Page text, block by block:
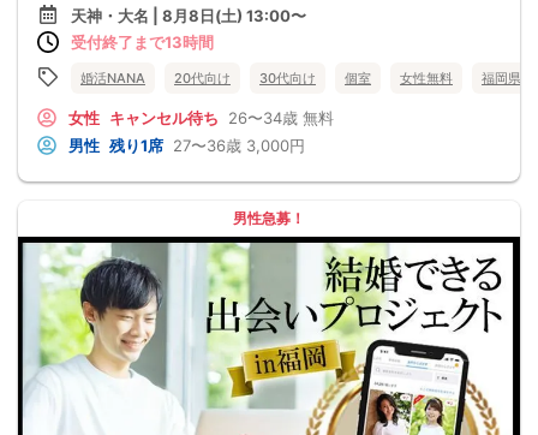
天神・大名 | 8月8日(土) 13:00〜
受付終了まで13時間
婚活NANA 20代向け 30代向け 個室 女性無料 福岡県
女性 キャンセル待ち 26〜34歳 無料
男性 残り1席 27〜36歳 3,000円
男性急募！